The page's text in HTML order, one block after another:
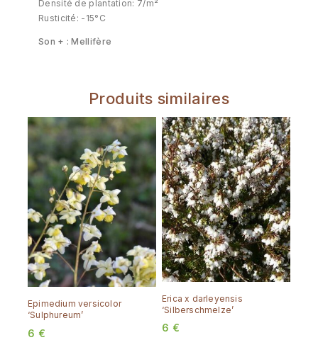
Densité de plantation: 7/m²
Rusticité: -15°C
Son + : Mellifère
Produits similaires
Epimedium versicolor
‘Sulphureum’
6 €
Erica x darleyensis
‘Silberschmelze’
6 €